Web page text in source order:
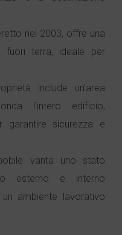
nel 2003, offre una
fuori terra, ideale per
include un'area
l'intero edificio,
garantire sicurezza e
vanta uno stato
esterno e interno
ambiente lavorativo